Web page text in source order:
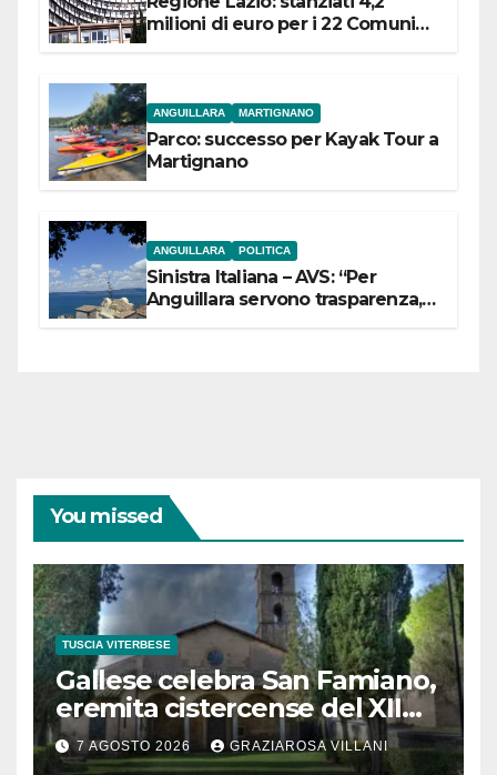
milioni di euro per i 22 Comuni
ANGUILLARA MARTIGNANO
Parco: successo per Kayak Tour a
Martignano
ANGUILLARA POLITICA
Sinistra Italiana – AVS: “Per
Anguillara servono trasparenza,
You missed
TUSCIA VITERBESE
Gallese celebra San Famiano,
eremita cistercense del XII
secolo
7 AGOSTO 2026 GRAZIAROSA VILLANI